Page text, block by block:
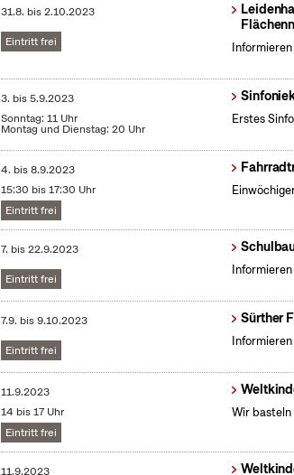
31.8. bis2.10.2023
Eintritt frei
3. bis5.9.2023
Sonntag: 11 Uhr
Montag und Dienstag: 20 Uhr
Erstes
4. bis8.9.2023
15:30 bis 17:30 Uhr
Eintritt frei
7. bis22.9.2023
Eintritt frei
7.9. bis9.10.2023
Eintritt frei
Sürther
11.9.2023
14 bis 17 Uhr
Eintritt frei
Wir
11.9.2023